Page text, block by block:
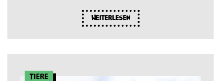
Weiterlesen
Tiere